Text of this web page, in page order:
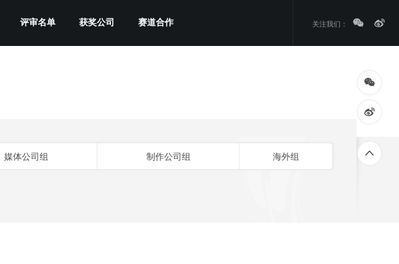
评审名单 获奖公司 赛道合作 关注我们：
媒体公司组 制作公司组 海外组